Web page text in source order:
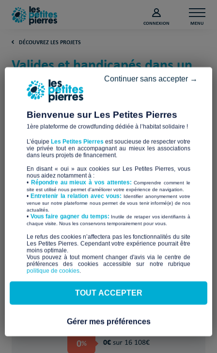
CONNEXION MENU
DÉCOUVREZ LES PROJETS
Valides et handicapés dans un
habitat partagé (Maine-et-Loire)
Association Simon de Cyrène
Accueillir durablement en habitat partagé
ou solidaire
22 Personne(s) en situation de handicap
PROJET FINANCÉ !
0% 0€ sur 16 108€
Bienvenue sur Les Petites Pierres
1ère plateforme de crowdfunding dédiée à l’habitat solidaire !
L’équipe Les Petites Pierres est soucieuse de respecter votre
vie privée tout en accompagnant au mieux les associations
dans leurs projets de financement.
En disant « oui » aux cookies sur Les Petites Pierres, vous
nous aidez notamment à :
• Répondre au mieux à vos attentes:Comprendre comment le
site est utilisé nous permet d'améliorer votre expérience de navigation.
•Entretenir la relation avec vous: Identifier anonymement votre
venue sur notre plateforme nous permet de vous tenir informé(e) de nos
actualités.
​• Vous faire gagner du temps: Inutile de retaper vos identifiants à
chaque visite. Nous les conservons temporairement pour vous.
​Le refus des cookies n’affectera pas les fonctionnalités du site
Les Petites Pierres. Cependant votre expérience pourrait être
moins optimale.​
Vous pouvez à tout moment changer d'avis via le centre de
préférences des cookies accessible sur notre rubrique
politique de cookies.
Continuer sans accepter →
TOUT ACCEPTER
Gérer mes préférences